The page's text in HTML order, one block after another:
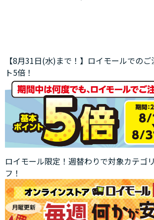
【8月31日(水)まで！】ロイモールでの
ト5倍！
ロイモール限定！週替わりで対象カテゴ
フ！